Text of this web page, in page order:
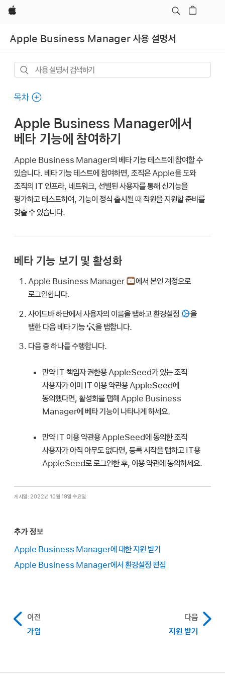
Apple
Apple Business Manager 사용 설명서
사용
검색하기
목차
Apple Business Manager에서
베타 기능에 참여하기
Apple Business Manager의 베타 기능 테스트에 참여할 수
있습니다. 베타 기능 테스트에 참여하면, 조직은 Apple을 도와
조직의 IT 인프라, 네트워크, 선별된 사용자를 통해 신기능을
평가하고 테스트하여, 기능이 정식 출시될 때 직원을 지원할 준비를
갖출 수 있습니다.
베타 기능 보기 및 활성화
Apple Business Manager
에서 본인 계정으로
로그인합니다.
사이드바 하단에서 사용자의 이름을 탭하고 환경설정
을
탭한 다음 베타 기능
을 탭합니다.
다음 중 하나를 수행합니다.
만약 IT 책임자 권한용 AppleSeed가 있는 조직
사용자가 이미 IT 이용 약관용 AppleSeed에
동의했다면, 활성화를 탭해 Apple Business
Manager에 베타 기능이 나타나게 하세요.
만약 IT 이용 약관용 AppleSeed에 동의한 조직
사용자가 아직 아무도 없다면, 등록 시작을 탭하고 IT용
AppleSeed로 로그인한 후, 이용 약관에 동의하세요.
게시일: 2022년 10월 19일 수요일
추가 정보
Apple Business Manager에 대한 지원 받기
Apple Business Manager에서 환경설정 편집
이전
가입
다음
지원 받기